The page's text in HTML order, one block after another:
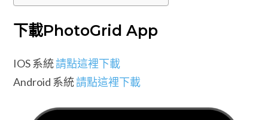
下載PhotoGrid App
IOS 系統請點這裡下載
Android 系統請點這裡下載